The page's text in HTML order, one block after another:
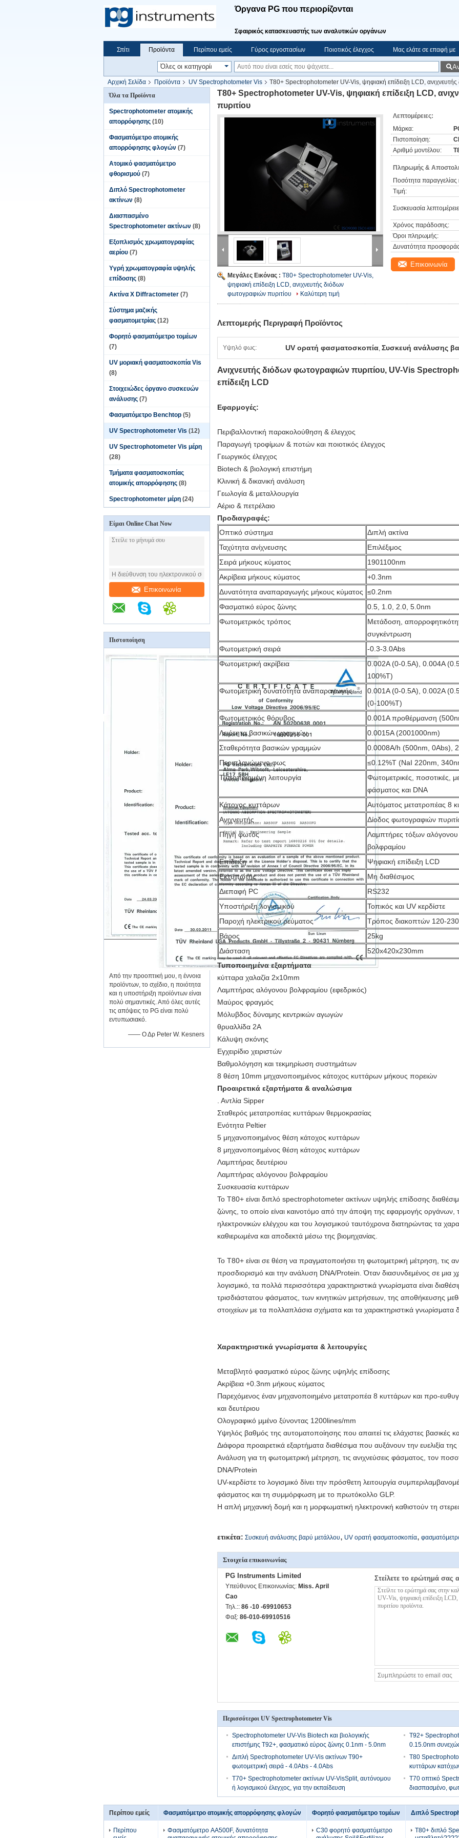
Όργανα PG που περιορίζονται
Σφαιρικός κατασκευαστής των αναλυτικών οργάνων
Σπίτι Προϊόντα Περίπου εμείς Γύρος εργοστασίων Ποιοτικός έλεγχος Μας ελάτε σε επαφή με
Αρχική Σελίδα Προϊόντα UV Spectrophotometer Vis
T80+ Spectrophotometer UV-Vis, ψηφιακή επίδειξη LCD,
Όλα τα Προϊόντα
Spectrophotometer ατομικής
απορρόφησης (10)
Φασματόμετρο ατομικής
απορρόφησης φλογών (7)
Ατομικό φασματόμετρο
φθορισμού (7)
Διπλό Spectrophotometer
ακτίνων (8)
Διασπασμένο
Spectrophotometer ακτίνων (8)
Εξοπλισμός χρωματογραφίας
αερίου (7)
Υγρή χρωματογραφία υψηλής
επίδοσης (8)
Ακτίνα X Diffractometer (7)
Σύστημα μαζικής
φασματομετρίας (12)
Φορητό φασματόμετρο τομέων
(7)
UV μοριακή φασματοσκοπία Vis
(8)
Στοιχειώδες όργανο συσκευών
ανάλυσης (7)
Φασματόμετρο Benchtop (5)
UV Spectrophotometer Vis (12)
UV Spectrophotometer Vis μέρη
(28)
Τμήματα φασματοσκοπίας
ατομικής απορρόφησης (8)
Spectrophotometer μέρη (24)
Είμαι Online Chat Now
Επικοινωνία
Πιστοποίηση
Από την προοπτική μου, η έννοια
προϊόντων, το σχέδιο, η ποιότητα
και η υποστήριξη προϊόντων είναι
πολύ σημαντικές. Από όλες αυτές
τις απόψεις το PG είναι πολύ
εντυπωσιακό.
—— Ο Δρ Peter W. Kesners
T80+ Spectrophotometer UV-Vis, ψηφιακή επίδειξη LCD,
πυριτίου
Μεγάλες Εικόνας : T80+ Spectrophotometer UV-Vis,
ψηφιακή επίδειξη LCD, ανιχνευτής διόδων
φωτογραφιών πυριτίου
Καλύτερη τιμή
Λεπτομέρειες:
Μάρκα:
Πιστοποίηση:
Αριθμό μοντέλου:
Πληρωμής &
Ποσότητα παραγγελίας
Τιμή:
Συσκευασία
Χρόνος παράδοσης:
Όροι πληρωμής:
Δυνατότητα
Επικοινωνία
Λεπτομερής Περιγραφή Προϊόντος
Υψηλό φως: UV ορατή φασματοσκοπία, Συσκευή ανάλυσης
Ανιχνευτής διόδων φωτογραφιών πυριτίου, UV-Vis
επίδειξη LCD
Εφαρμογές:
Περιβαλλοντική παρακολούθηση & έλεγχος
Παραγωγή τροφίμων & ποτών και ποιοτικός έλεγχος
Γεωργικός έλεγχος
Biotech & βιολογική επιστήμη
Κλινική & δικανική ανάλυση
Γεωλογία & μεταλλουργία
Αέριο & πετρέλαιο
Προδιαγραφές:
Οπτικό σύστημα
Διπλή ακτίνα
Ταχύτητα ανίχνευσης
Επιλέξιμος
Σειρά μήκους κύματος
1901100nm
Ακρίβεια μήκους κύματος
+0.3nm
Δυνατότητα αναπαραγωγής μήκους κύματος ≤0.2nm
Φασματικό εύρος ζώνης
0.5, 1.0, 2.0, 5.0nm
Φωτομετρικός τρόπος
Μετάδοση,
συγκέντρωση
Φωτομετρική σειρά
-0.3-3.0Abs
Φωτομετρική ακρίβεια
0.002A (0-0.5A), 0.004A
100%T)
Φωτομετρική δυνατότητα αναπαραγωγής
0.001A (0-0.5A), 0.002A
(0-100%T)
Φωτομετρικός θόρυβος
0.001A προθέρμανση
Λειότητα βασικών γραμμών
0.0015A (2001000nm)
Σταθερότητα βασικών γραμμών
0.0008A/h (500nm, 0Abs),
Περιπλανώμενο φως
≤0.12%T (NaI 220nm,
Τυποποιημένη λειτουργία
Φωτομετρικές, ποσοτικές,
φάσματος και DNA
Κάτοχος κυττάρων
Αυτόματος μετατροπέας 8
Ανιχνευτής
Δίοδος φωτογραφιών
Πηγή φωτός
Λαμπτήρες τόξων αλόγονου
βολφραμίου
Επίδειξη
Ψηφιακή επίδειξη LCD
Εκτυπωτής
Μη διαθέσιμος
Διεπαφή PC
RS232
Υποστήριξη λογισμικού
Τοπικός και UV κερδίστε
Παροχή ηλεκτρικού ρεύματος
Τρόπος διακοπτών 120-
Βάρος
25kg
Διάσταση
520x420x230mm
Τυποποιημένα εξαρτήματα
κύτταρα χαλαζία 2x10mm
Λαμπτήρας αλόγονου βολφραμίου (εφεδρικός)
Μαύρος φραγμός
Μόλυβδος δύναμης κεντρικών αγωγών
θρυαλλίδα 2A
Κάλυψη σκόνης
Εγχειρίδιο χειριστών
Βαθμολόγηση και τεκμηρίωση συστημάτων
8 θέση 10mm μηχανοποιημένος κάτοχος κυττάρων μήκους πορειών
Προαιρετικά εξαρτήματα & αναλώσιμα
. Αντλία Sipper
Σταθερός μετατροπέας κυττάρων θερμοκρασίας
Ενότητα Peltier
5 μηχανοποιημένος θέση κάτοχος κυττάρων
8 μηχανοποιημένος θέση κάτοχος κυττάρων
Λαμπτήρας δευτέριου
Λαμπτήρας αλόγονου βολφραμίου
Συσκευασία κυττάρων
Το T80+ είναι διπλό spectrophotometer ακτίνων υψηλής επίδοσης
ζώνης, το οποίο είναι καινοτόμο από την άποψη της εφαρμογής οργάνων,
ηλεκτρονικών ελέγχου και του λογισμικού ταυτόχρονα διατηρώντας τα
καθιερωμένα και αποδεκτά μέσω της βιομηχανίας.
Το T80+ είναι σε θέση να πραγματοποιήσει τη φωτομετρική μέτρηση, τις
προσδιορισμό και την ανάλυση DNA/Protein. Όταν διασυνδεμένος σε μια
λογισμικό, τα πολλά περισσότερα χαρακτηριστικά γνωρίσματα είναι
τρισδιάστατου φάσματος, των κινητικών μετρήσεων, της αποθήκευσης
στοιχείων με τα πολλαπλάσια σχήματα και τα χαρακτηριστικά γνωρίσματα
Χαρακτηριστικά γνωρίσματα & λειτουργίες
Μεταβλητό φασματικό εύρος ζώνης υψηλής επίδοσης
Ακρίβεια +0.3nm μήκους κύματος
Παρεχόμενος έναν μηχανοποιημένο μετατροπέα 8 κυττάρων και προ-
και δευτέριου
Ολογραφικό μμένο ξύνοντας 1200lines/mm
Υψηλός βαθμός της αυτοματοποίησης που απαιτεί τις ελάχιστες βασικές
Διάφορα προαιρετικά εξαρτήματα διαθέσιμα που αυξάνουν την ευελιξία
Ανάλυση για τη φωτομετρική μέτρηση, τις ανιχνεύσεις φάσματος, τον
DNA/Protein
UV-κερδίστε το λογισμικό δίνει την πρόσθετη λειτουργία
φάσματος και τη συμμόρφωση με το πρωτόκολλο GLP.
Η απλή μηχανική δομή και η μορφωματική ηλεκτρονική καθιστούν τη
ετικέτα: Συσκευή ανάλυσης βαρύ μετάλλου, UV ορατή φασματοσκοπία,
Στοιχεία επικοινωνίας
PG Instruments Limited
Υπεύθυνος Επικοινωνίας: Miss. April
Cao
Τηλ.:: 86 -10 -69910653
Φαξ: 86-010-69910516
Στείλετε το ερώτημά σας
Περισσότεροι UV Spectrophotometer Vis
Spectrophotometer UV-Vis Biotech και βιολογικής
επιστήμης T92+, φασματικό εύρος ζώνης 0.1nm - 5.0nm
T92+
0.15.0nm
Διπλή Spectrophotometer UV-Vis ακτίνων T90+
φωτομετρική σειρά - 4.0Abs - 4.0Abs
T80
κυττάρων
T70+ Spectrophotometer ακτίνων UV-VisSplit, αυτόνομου
ή λογισμικού έλεγχος, για την εκπαίδευση
T70 οπτικό
διασπασμένο,
Περίπου εμείς
Περίπου
Φασματόμετρο ατομικής απορρόφησης φλογών
Φασματόμετρο AA500F, δυνατότητα
Φορητό φασματόμετρο τομέων
C30 φορητό φασματόμετρο
Διπλό
T80+ διπλό